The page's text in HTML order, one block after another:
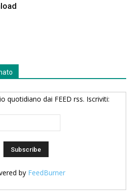
quotidiano dai FEED rss. Iscriviti:
by FeedBurner